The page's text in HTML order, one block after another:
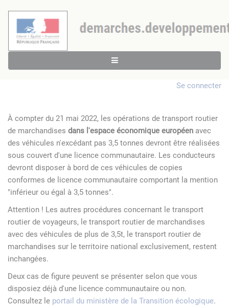
Se connecter
À compter du 21 mai 2022, les opérations de transport routier
de marchandises dans l'espace économique européen avec
des véhicules n'excédant pas 3,5 tonnes devront être réalisées
sous couvert d'une licence communautaire. Les conducteurs
devront disposer à bord de ces véhicules de copies
conformes de licence communautaire comportant la mention
"inférieur ou égal à 3,5 tonnes".
Attention ! Les autres procédures concernant le transport
routier de voyageurs, le transport routier de marchandises
avec des véhicules de plus de 3,5t, le transport routier de
marchandises sur le territoire national exclusivement, restent
inchangées.
Deux cas de figure peuvent se présenter selon que vous
disposiez déjà d'une licence communautaire ou non.
Consultez le portail du ministère de la Transition écologique.